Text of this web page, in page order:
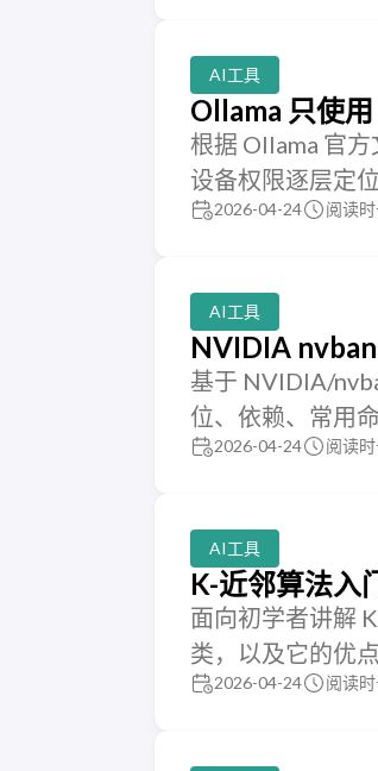
AI工具
Ollama 只使
根据 Ollama 官
设备权限逐层定
2026-04-24 阅读
AI工具
NVIDIA
基于 NVIDIA/
位、依赖、常用
2026-04-24 阅读
AI工具
K-近邻算法入
面向初学者讲解
类，以及它的优
2026-04-24 阅读